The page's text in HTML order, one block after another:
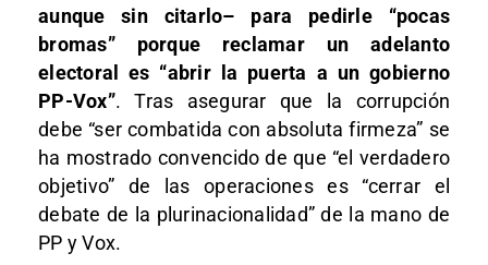
aunque sin citarlo– para pedirle “pocas
bromas” porque reclamar un adelanto
electoral es “abrir la puerta a un gobierno
PP-Vox”. Tras asegurar que la corrupción
debe “ser combatida con absoluta firmeza” se
ha mostrado convencido de que “el verdadero
objetivo” de las operaciones es “cerrar el
debate de la plurinacionalidad” de la mano de
PP y Vox.